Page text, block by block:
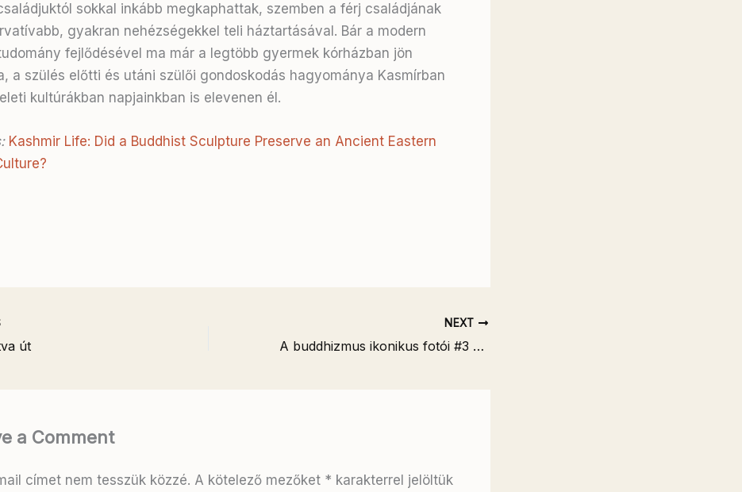
sokkal inkább megkaphattak, szemben a férj családjának
gyakran nehézségekkel teli háztartásával . Bár a modern
fejlődésével ma már a legtöbb gyermek kórházban jön
a szülés előtti és utáni szülői gondoskodás hagyománya Kasmírban
kultúrákban napjainkban is elevenen él .
Kashmir Life: Did a Buddhist Sculpture Preserve an Ancient Eastern
út
NEXT
A buddhizmus ikonikus fotói #3 – A dalai láma menekülése (1959)
a Comment
címet nem tesszük közzé. A kötelező mezőket * karakterrel jelöltük